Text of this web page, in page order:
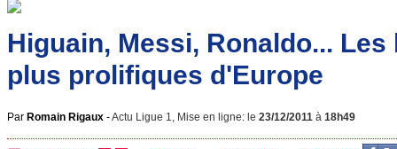
Higuain, Messi, Ronaldo...
plus prolifiques d'Europe
Par Romain Rigaux -Actu Ligue 1, Mise en ligne: le 23/12/2011 à 18h49